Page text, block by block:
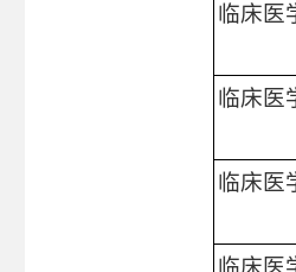
临床医
临床医
临床医
临床医